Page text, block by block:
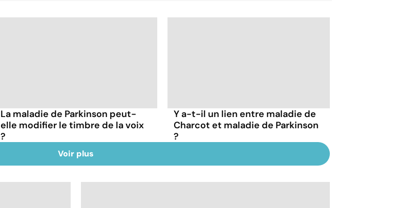
La maladie de Parkinson peut-
elle modifier le timbre de la voix
?
Y a-t-il un lien entre maladie de
Charcot et maladie de Parkinson
?
Voir plus